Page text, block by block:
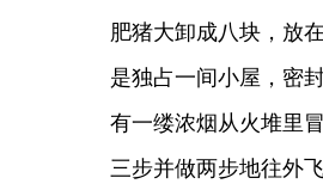
肥猪大卸成八块，放
是独占一间小屋，密
有一缕浓烟从火堆里
三步并做两步地往外